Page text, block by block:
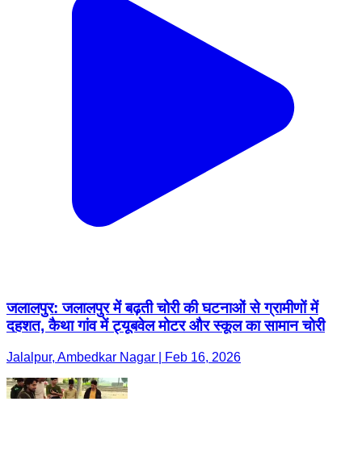
जलालपुर: जलालपुर में बढ़ती चोरी की घटनाओं से ग्रामीणों में
दहशत, कैथा गांव में ट्यूबवेल मोटर और स्कूल का सामान चोरी
Jalalpur, Ambedkar Nagar | Feb 16, 2026